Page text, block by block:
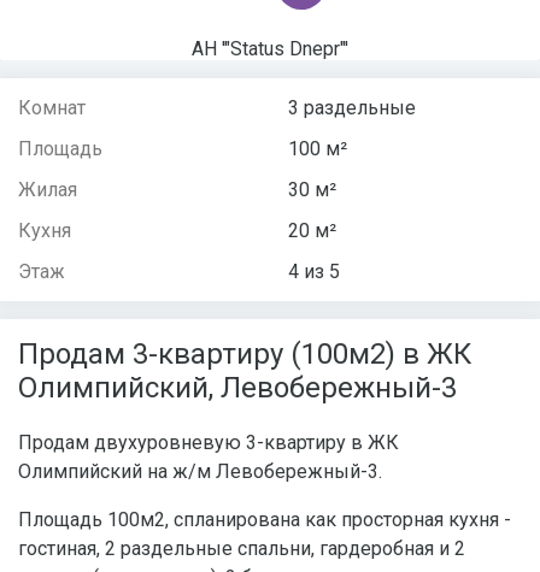
АН '"Status Dnepr"'
Комнат
3 раздельные
Площадь
100 м²
Жилая
30 м²
Кухня
20 м²
Этаж
4 из 5
Продам 3-квартиру (100м2) в ЖК
Олимпийский, Левобережный-3
Продам двухуровневую 3-квартиру в ЖК
Олимпийский на ж/м Левобережный-3.
Площадь 100м2, спланирована как просторная кухня -
гостиная, 2 раздельные спальни, гардеробная и 2